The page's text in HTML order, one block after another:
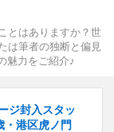
とはありますか？世
は筆者の独断と偏見
魅力をご紹介♪
ジ封入スタッ
・港区虎ノ門